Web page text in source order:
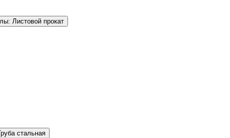
Листовой прокат
стальная